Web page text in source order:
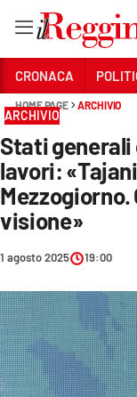
Sezioni
CRONACA
POLITICA
SANITÀ
AMBIENTE
SOCIETÀ
CULTURA
ECONOMIA E
CRONACA
HOME PAGE ARCHIVIO
ARCHIVIO
Stati generali
lavori:
visione»
1 agosto 2025 19:00